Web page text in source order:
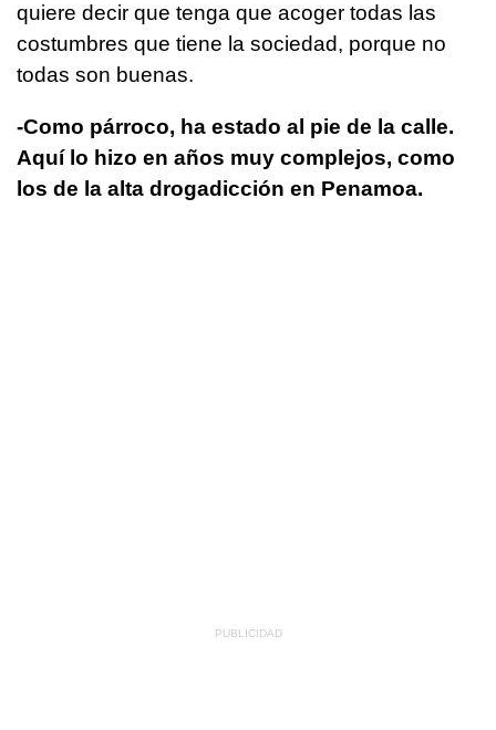
quiere decir que tenga que acoger todas las
costumbres que tiene la sociedad, porque no
todas son buenas.
-Como párroco, ha estado al pie de la calle.
Aquí lo hizo en años muy complejos, como
los de la alta drogadicción en Penamoa.